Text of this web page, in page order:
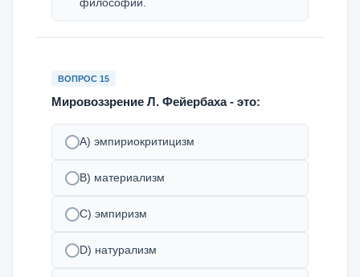
ВОПРОС 15
Мировоззрение Л. Фейербаха - это:
A) эмпириокритицизм
B) материализм
C) эмпиризм
D) натурализм